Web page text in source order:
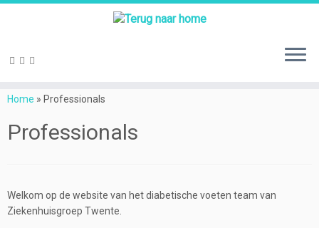
naarHome » Professionals
Professionals
Welkom op de website van het diabetische voeten team van
Ziekenhuisgroep Twente.